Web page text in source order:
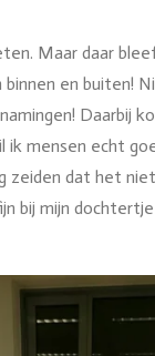
Maar daar
en buiten!
Daarbij
mensen echt
dat het
bij mijn